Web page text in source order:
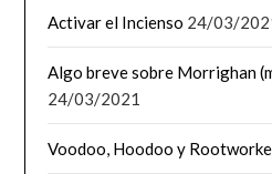
Activar el Incienso 24/03/
Algo breve sobre Morrighan
24/03/2021
Voodoo, Hoodoo y